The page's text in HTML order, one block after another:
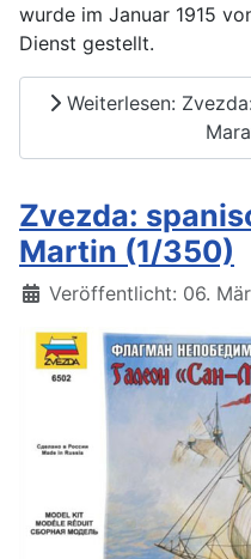
wurde im Januar 1915
Dienst gestellt.
Weiterlesen:
Zvezda:
Martin (1/350)
Details
Veröffentlicht: 06.